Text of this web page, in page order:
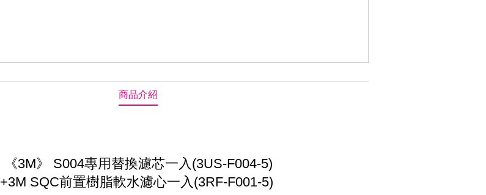
商品介紹
《3M》 S004專用替換濾芯一入(3US-F004-5)
+3M SQC前置樹脂軟水濾心一入(3RF-F001-5)